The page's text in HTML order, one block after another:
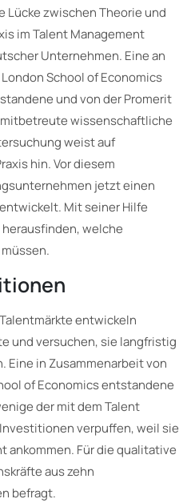
Lücke zwischen Theorie und
im Talent Management
Unternehmen. Eine an
School of Economics
und von der Promerit
wissenschaftliche
weist auf
hin. Vor diesem
jetzt einen
Mit seiner Hilfe
welche
entwickeln
und versuchen, sie langfristig
Eine in Zusammenarbeit von
of Economics entstandene
der mit dem Talent
verpuffen, weil sie
ankommen. Für die qualitative
aus zehn
befragt.